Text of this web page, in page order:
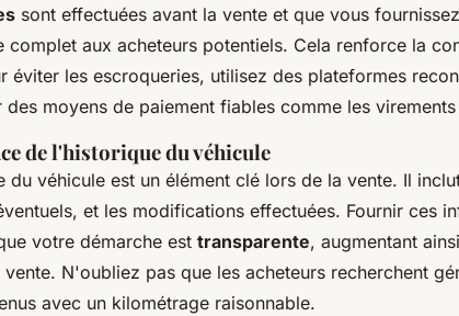
sont effectuées avant la vente et que vous
complet aux acheteurs potentiels. Cela renforce la
éviter les escroqueries, utilisez des plateformes
des moyens de paiement fiables comme les
de l'historique du véhicule
du véhicule est un élément clé lors de la vente. Il
et les modifications effectuées. Fournir ces
votre démarche est transparente, augmentant
N'oubliez pas que les acheteurs recherchent
avec un kilométrage raisonnable.